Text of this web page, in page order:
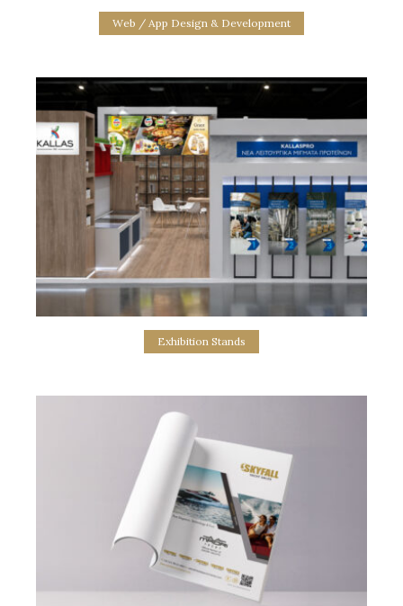
web site design
Web / App Design & Development
Kallas Food Expo Exhibition Stand
σχεδιασμός εκθεσιακού περιπτέρου
Exhibition Stands